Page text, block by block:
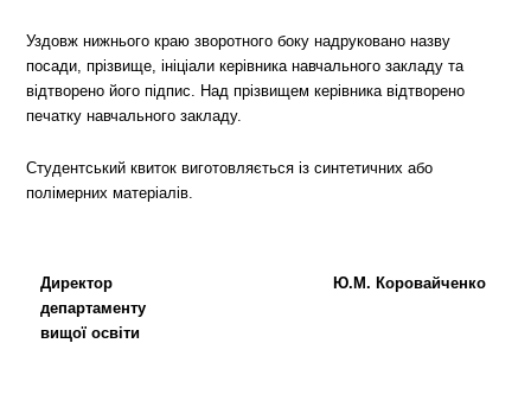
Уздовж нижнього краю зворотного боку надруковано назву
посади, прізвище, ініціали керівника навчального закладу та
відтворено його підпис. Над прізвищем керівника відтворено
печатку навчального закладу.
Студентський квиток виготовляється із синтетичних або
полімерних матеріалів.
Директор
департаменту
вищої освіти
Ю.М. Коровайченко